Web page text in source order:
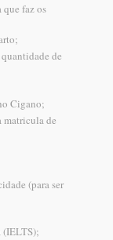
que faz os
de
Cigano;
matricula de
(para ser